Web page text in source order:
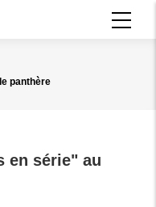
panthère
en série" au